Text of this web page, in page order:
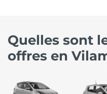
Quelles sont
offres en